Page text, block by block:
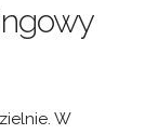
W